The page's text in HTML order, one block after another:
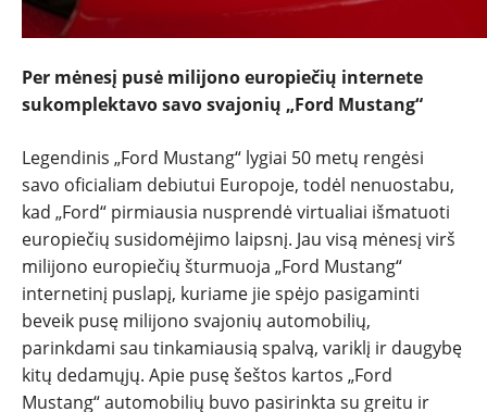
NAUJIENOS
TESTAI
NAUJI
NAUDOTI
REPORTAŽAI
Per mėnesį pusė milijono europiečių internete
sukomplektavo savo svajonių „Ford Mustang“
Legendinis „Ford Mustang“ lygiai 50 metų rengėsi
savo oficialiam debiutui Europoje, todėl nenuostabu,
kad „Ford“ pirmiausia nusprendė virtualiai išmatuoti
europiečių susidomėjimo laipsnį. Jau visą mėnesį virš
milijono europiečių šturmuoja „Ford Mustang“
internetinį puslapį, kuriame jie spėjo pasigaminti
beveik pusę milijono svajonių automobilių,
parinkdami sau tinkamiausią spalvą, variklį ir daugybę
kitų dedamųjų. Apie pusę šeštos kartos „Ford
Mustang“ automobilių buvo pasirinkta su greitu ir